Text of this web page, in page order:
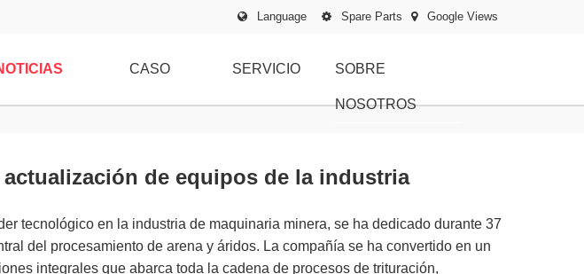
Language Google Views
Spare Parts
CASO SERVICIO SOBRE
NOSOTROS
de equipos de la industria
tecnológico en la industria de maquinaria minera, se ha dedicado durante 37
del procesamiento de arena y áridos. La compañía se ha convertido en un
integrales que abarca toda la cadena de procesos de trituración,